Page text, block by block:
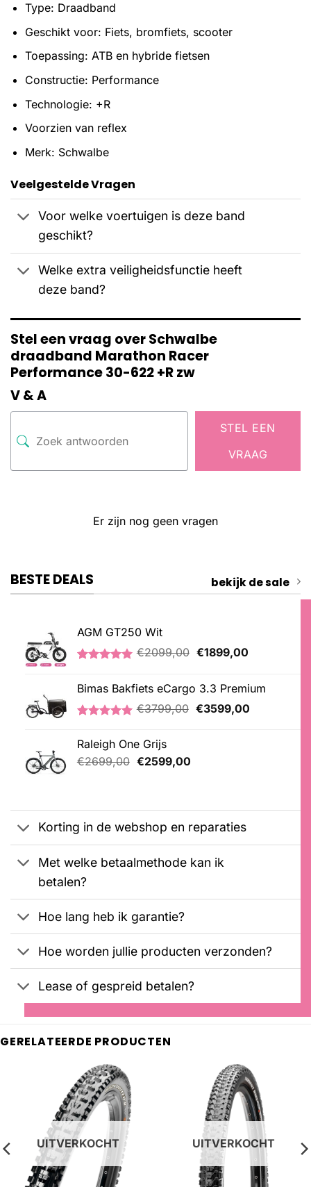
Type: Draadband
Geschikt voor: Fiets, bromfiets, scooter
Toepassing: ATB en hybride fietsen
Constructie: Performance
Technologie: +R
Voorzien van reflex
Merk: Schwalbe
Veelgestelde Vragen
Voor welke voertuigen is deze band
geschikt?
Welke extra veiligheidsfunctie heeft
deze band?
Stel een vraag over Schwalbe
draadband Marathon Racer
Performance 30-622 +R zw
V & A
STEL EEN
VRAAG
Er zijn nog geen vragen
BESTE DEALS bekijk de sale
AGM GT250 Wit
gebaseerd
op
klantbeoordeling
€2099,00 Oorspronkelijke
€2099,00.
€1899,00Huidige
€1899,00.
Bimas Bakfiets eCargo 3.3 Premium
5.00
op 5
gebaseerd
op
klantbeoordelingen
€3799,00 Oorspronkelijke
€3599,00Huidige
Raleigh One Grijs
€2699,00 Oorspronkelijke
€2599,00Huidige
Korting in de webshop en reparaties
Met welke betaalmethode kan ik
betalen?
Hoe lang heb ik garantie?
Hoe worden jullie producten verzonden?
Lease of gespreid betalen?
GERELATEERDE PRODUCTEN
UITVERKOCHT UITVERKOCHT